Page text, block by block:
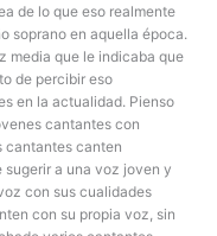
de lo que eso realmente
soprano en aquella época.
media que le indicaba que
de percibir eso
en la actualidad. Pienso
cantantes con
cantantes canten
sugerir a una voz joven y
con sus cualidades
con su propia voz, sin